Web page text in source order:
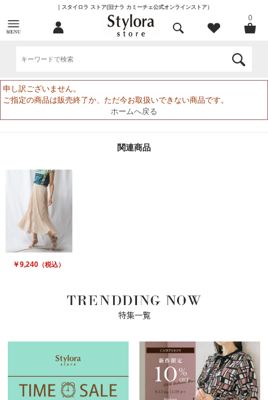
｜スタイロラ ストア(旧ナラ カミーチェ公式オンラインストア）
0
申し訳ございません。
ご指定の商品は販売終了か、ただ今お取扱いできない商品です。
ホームへ戻る
関連商品
￥9,240 （税込）